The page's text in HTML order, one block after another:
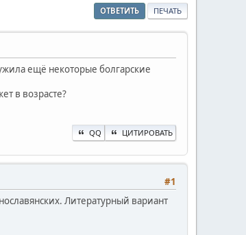
ОТВЕТИТЬ ПЕЧАТЬ
ещё некоторые болгарские
в возрасте?
QQ ЦИТИРОВАТЬ
#1
Литературный вариант